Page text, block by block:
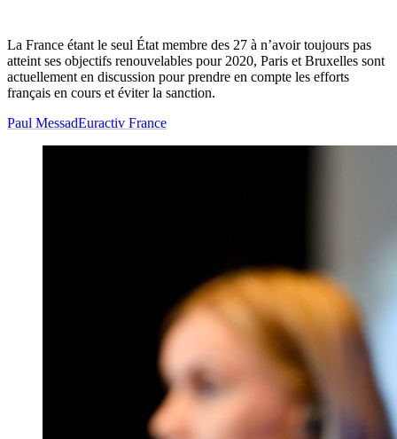
La France étant le seul État membre des 27 à n’avoir toujours pas
atteint ses objectifs renouvelables pour 2020, Paris et Bruxelles sont
actuellement en discussion pour prendre en compte les efforts
français en cours et éviter la sanction.
Paul MessadEuractiv France